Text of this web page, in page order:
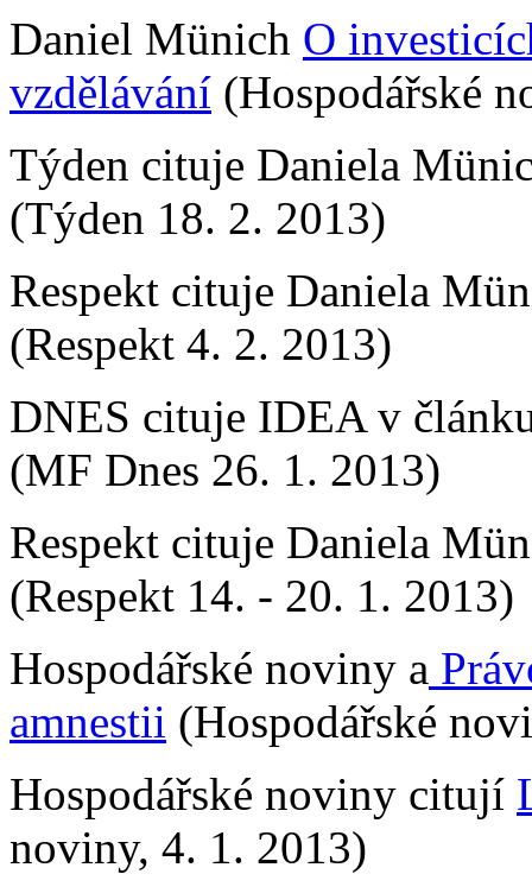
Daniel Münich O
vzdělávání (Hospodářské
Týden cituje Daniela
(Týden 18. 2. 2013)
Respekt cituje Daniela
(Respekt 4. 2. 2013)
DNES cituje IDEA v
(MF Dnes 26. 1. 2013)
Respekt cituje Daniela
(Respekt 14. - 20. 1. 2013)
Hospodářské noviny a
amnestii (Hospodářské
Hospodářské noviny citují
noviny, 4. 1. 2013)